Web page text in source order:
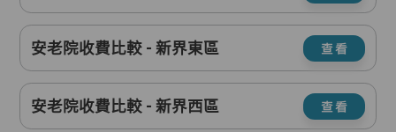
安老院收費比較 - 新界東區 查看
安老院收費比較 - 新界西區 查看